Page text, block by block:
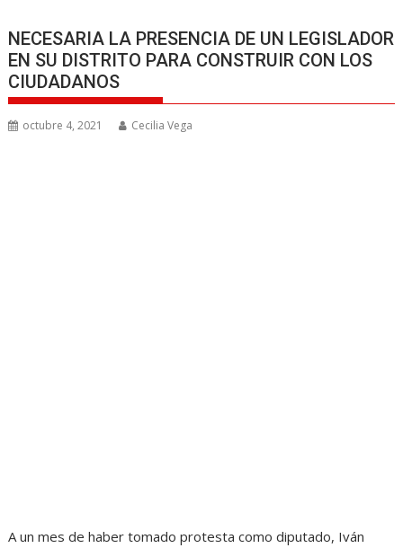
NECESARIA LA PRESENCIA DE UN LEGISLADOR
EN SU DISTRITO PARA CONSTRUIR CON LOS
CIUDADANOS
octubre 4, 2021 Cecilia Vega
A un mes de haber tomado protesta como diputado, Iván